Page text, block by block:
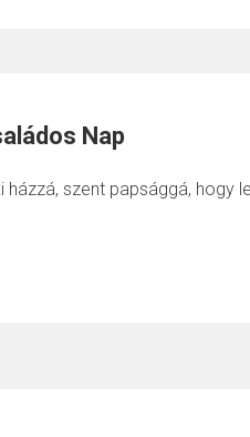
Nap
szent papsággá, hogy